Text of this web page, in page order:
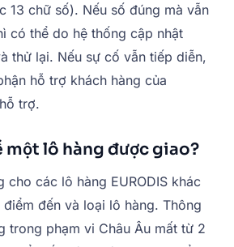
13 chữ số). Nếu số đúng mà vẫn
có thể do hệ thống cập nhật
thử lại. Nếu sự cố vẫn tiếp diễn,
hỗ trợ khách hàng của
trợ.
một lô hàng được giao?
cho các lô hàng EURODIS khác
đến và loại lô hàng. Thông
trong phạm vi Châu Âu mất từ 2